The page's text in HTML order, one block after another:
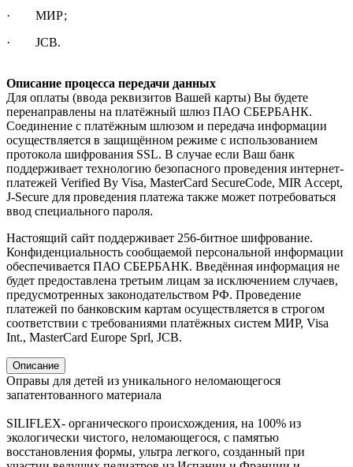
· МИР;
· JCB.
Описание процесса передачи данных
Для оплаты (ввода реквизитов Вашей карты) Вы будете
перенаправлены на платёжный шлюз ПАО СБЕРБАНК.
Соединение с платёжным шлюзом и передача информации
осуществляется в защищённом режиме с использованием
протокола шифрования SSL. В случае если Ваш банк
поддерживает технологию безопасного проведения интернет-
платежей Verified By Visa, MasterCard SecureCode, MIR Accept,
J-Secure для проведения платежа также может потребоваться
ввод специального пароля.
Настоящий сайт поддерживает 256-битное шифрование.
Конфиденциальность сообщаемой персональной информации
обеспечивается ПАО СБЕРБАНК. Введённая информация не
будет предоставлена третьим лицам за исключением случаев,
предусмотренных законодательством РФ. Проведение
платежей по банковским картам осуществляется в строгом
соответствии с требованиями платёжных систем МИР, Visa
Int., MasterCard Europe Sprl, JCB.
Описание
Оправы для детей из уникального неломающегося
запатентованного материала
SILIFLEX- органического происхождения, на 100% из
экологически чистого, неломающегося, с памятью
восстановления формы, ультра легкого, созданный при